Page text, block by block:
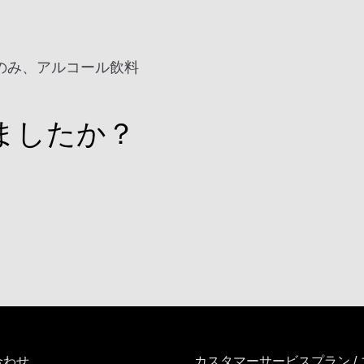
み、アルコール飲料
したか？
わせ
カスタマーサービスプラン /